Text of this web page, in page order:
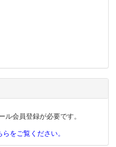
会員登録が必要です。
をご覧ください。